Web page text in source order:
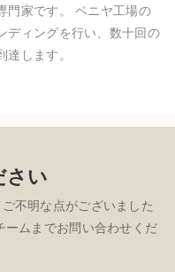
門家です。 ベニヤ工場の
ディングを行い、数十回の
します。
さい
不明な点がございました
ームまでお問い合わせくだ